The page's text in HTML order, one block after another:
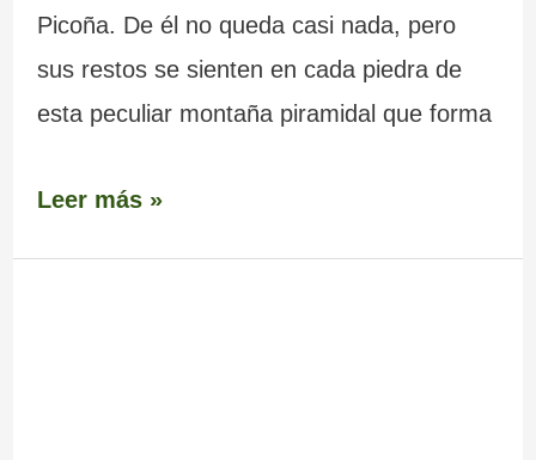
Picoña. De él no queda casi nada, pero
sus restos se sienten en cada piedra de
esta peculiar montaña piramidal que forma
Leer más »